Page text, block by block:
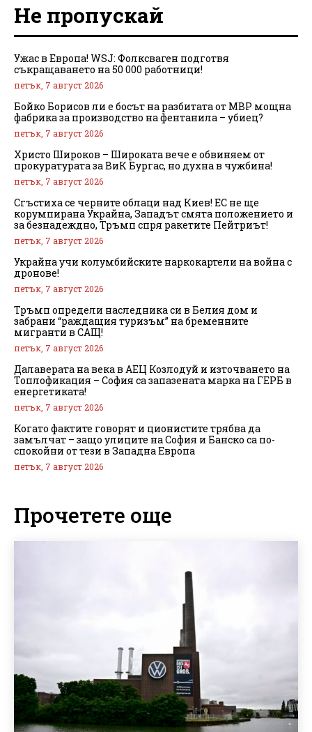
Не пропускай
Ужас в Европа! WSJ: Фолксваген подготвя
съкращаването на 50 000 работници!
петък, 7 август 2026
Бойко Борисов ли е босът на разбитата от МВР мощна
фабрика за производство на фентанила – убиец?
петък, 7 август 2026
Христо Широков – Широката вече е обвиняем от
прокуратурата за ВиК Бургас, но духна в чужбина!
петък, 7 август 2026
Сгъстиха се черните облаци над Киев! ЕС не ще
корумпирана Украйна, Западът смята положението и
за безнадеждно, Тръмп спря ракетите Пейтриът!
петък, 7 август 2026
Украйна учи колумбийските наркокартели на война с
дронове!
петък, 7 август 2026
Тръмп определи наследника си в Белия дом и
забрани “раждащия туризъм” на бременните
мигранти в САЩ!
петък, 7 август 2026
Далаверата на века в АЕЦ Козлодуй и източването на
Топлофикация – София са запазената марка на ГЕРБ в
енергетиката!
петък, 7 август 2026
Когато фактите говорят и ционистите трябва да
замълчат – защо улиците на София и Банско са по-
спокойни от тези в Западна Европа
петък, 7 август 2026
Прочетете още